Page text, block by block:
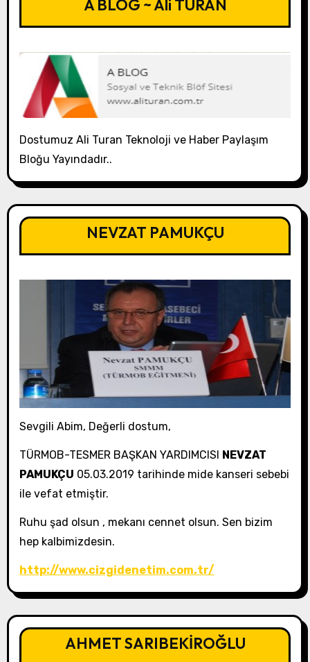
A BLOG ~ Ali TURAN
Dostumuz Ali Turan Teknoloji ve Haber Paylaşım
Bloğu Yayındadır..
NEVZAT PAMUKÇU
Sevgili Abim, Değerli dostum,
TÜRMOB-TESMER BAŞKAN YARDIMCISI NEVZAT
PAMUKÇU 05.03.2019 tarihinde mide kanseri sebebi
ile vefat etmiştir.
Ruhu şad olsun , mekanı cennet olsun. Sen bizim
hep kalbimizdesin.
http://www.cizgidenetim.com.tr/
AHMET SARIBEKİROĞLU